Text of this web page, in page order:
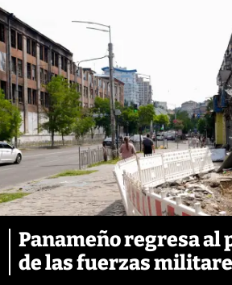
Panameño regresa al
de las fuerzas